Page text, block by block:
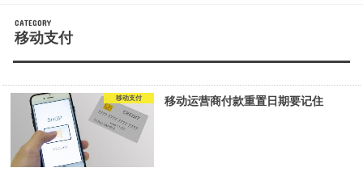
移动支付
移动支付 移动运营商付款重置日期要记住